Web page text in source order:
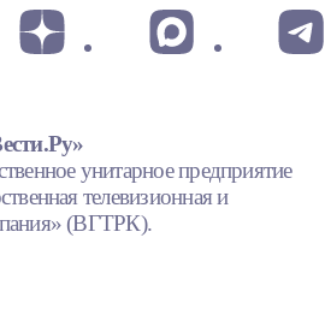
унитарное предприятие
телевизионная и
(ВГТРК).